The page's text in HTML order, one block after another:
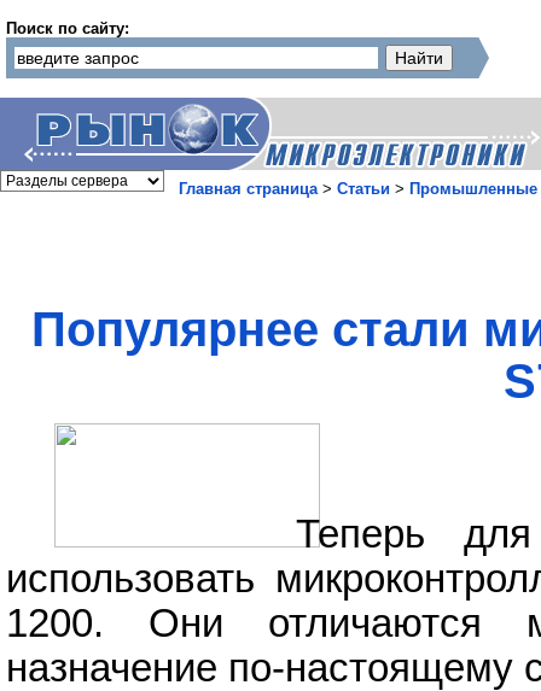
Поиск по сайту:
Главная страница> Статьи > Промышленные
Популярнее стали
Теперь
использовать
1200. Они отличаются
назначение по-настоящему